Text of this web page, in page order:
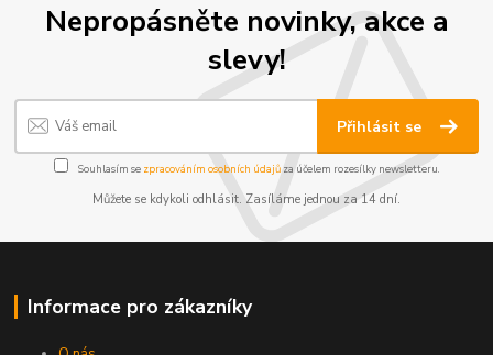
Nepropásněte novinky, akce a
slevy!
Přihlásit se
Souhlasím se zpracováním osobních údajůza účelem rozesílky newsletteru.
Můžete se kdykoli odhlásit. Zasíláme jednou za 14 dní.
Informace pro zákazníky